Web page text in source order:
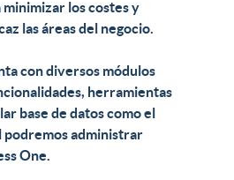
minimizar los costes y
las áreas del negocio.
condiversos módulos
herramientas
base de datos como el
podremos administrar
One.